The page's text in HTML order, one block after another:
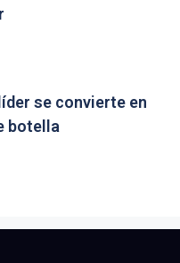
se convierte en
botella